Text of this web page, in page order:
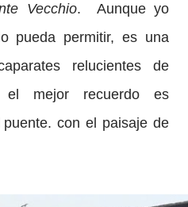
Vecchio. Aunque yo
pueda permitir, es una
relucientes de
el mejor recuerdo es
con el paisaje de